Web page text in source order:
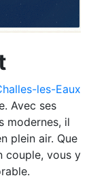
les-Eaux
Avec ses
modernes, il
plein air. Que
couple, vous y